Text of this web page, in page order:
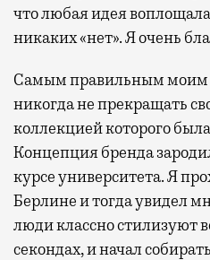
что любая идея
никаких «нет». Я очень
Самым правильным
никогда не прекращать
коллекцией которого
Концепция бренда
курсе университета. Я
Берлине и тогда увидел
люди классно стилизуют
секондах, и начал